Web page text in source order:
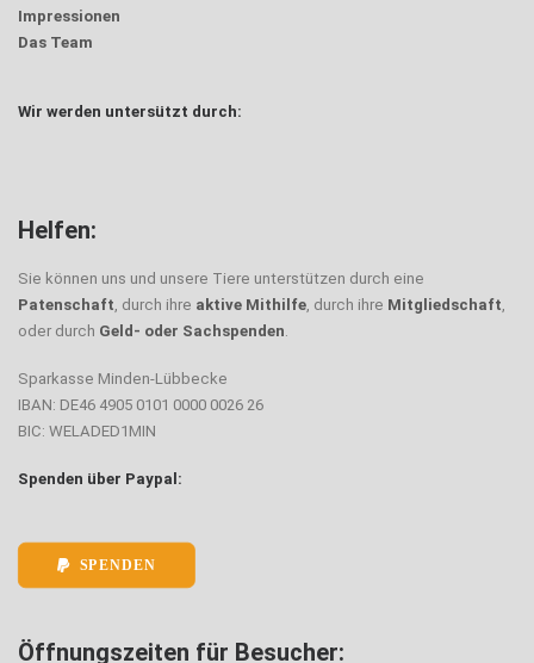
Impressionen
Das Team
Wir werden untersützt durch:
Helfen:
Sie können uns und unsere Tiere unterstützen durch eine
Patenschaft, durch ihre aktive Mithilfe, durch ihre Mitgliedschaft,
oder durch Geld- oder Sachspenden.
Sparkasse Minden-Lübbecke
IBAN: DE46 4905 0101 0000 0026 26
BIC: WELADED1MIN
Spenden über Paypal:
SPENDEN
Öffnungszeiten für Besucher: